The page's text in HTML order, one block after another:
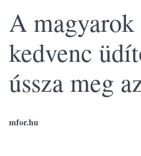
A
kedvenc
ússza meg
mfor.hu